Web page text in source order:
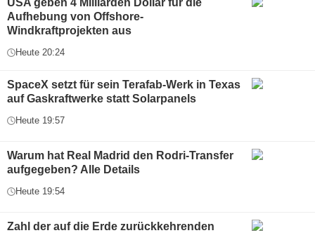
USA geben 4 Milliarden Dollar für die
Aufhebung von Offshore-
Windkraftprojekten aus
Heute 20:24
SpaceX setzt für sein Terafab-Werk in Texas
auf Gaskraftwerke statt Solarpanels
Heute 19:57
Warum hat Real Madrid den Rodri-Transfer
aufgegeben? Alle Details
Heute 19:54
Zahl der auf die Erde zurückkehrenden